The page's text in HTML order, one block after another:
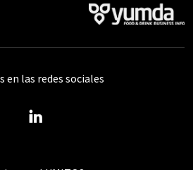
en las redes sociales